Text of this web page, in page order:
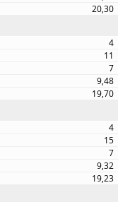
20,30
4
11
7
9,48
19,70
4
15
7
9,32
19,23